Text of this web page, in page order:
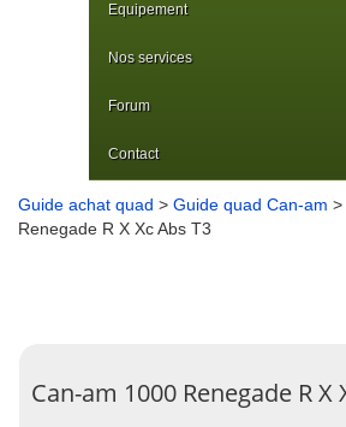
Equipement
Nos services
Forum
Contact
Guide achat quad > Guide quad Can-am >
Renegade R X Xc Abs T3
Can-am 1000 Renegade R X